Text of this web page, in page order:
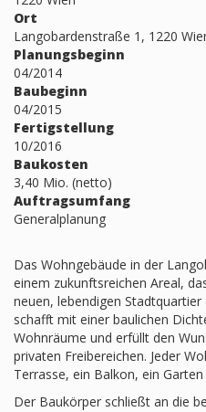
Ort
Langobardenstraße 1, 1220
Planungsbeginn
04/2014
Baubeginn
04/2015
Fertigstellung
10/2016
Baukosten
3,40 Mio. (netto)
Auftragsumfang
Generalplanung
Das Wohngebäude in der
einem zukunftsreichen Areal,
neuen, lebendigen
schafft mit einer baulichen
Wohnräume und erfüllt den
privaten Freibereichen. Jeder
Terrasse, ein Balkon, ein
Der Baukörper schließt an die